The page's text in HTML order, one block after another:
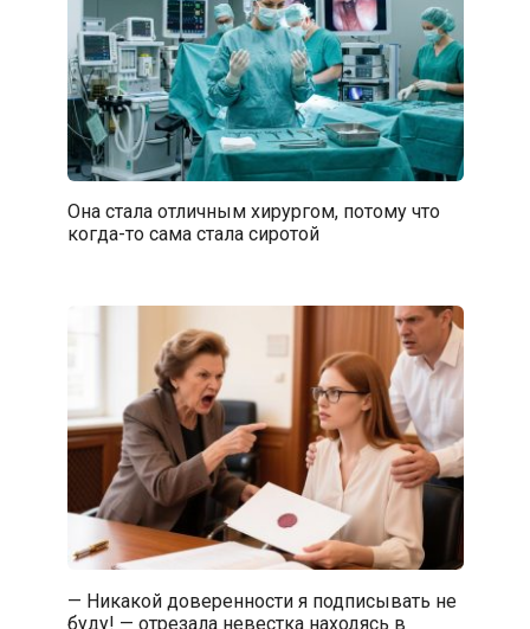
Она стала отличным хирургом, потому что
когда-то сама стала сиротой
— Никакой доверенности я подписывать не
буду! — отрезала невестка находясь в